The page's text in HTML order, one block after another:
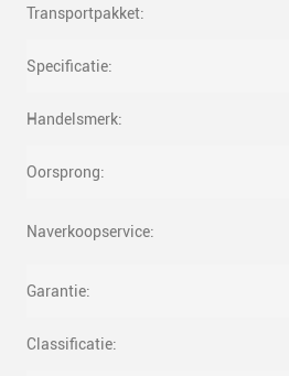
Transportpakket:
Specificatie:
Handelsmerk:
Oorsprong:
Naverkoopservice:
Garantie:
Classificatie: